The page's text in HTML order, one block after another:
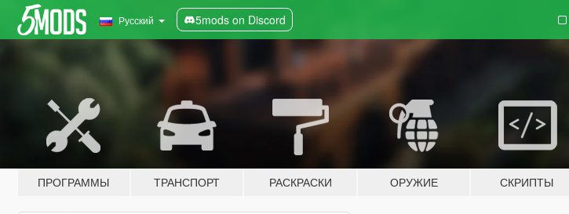
Русский 5mods on Discord
ПРОГРАММЫ ТРАНСПОРТ РАСКРАСКИ ОРУЖИЕ СКРИПТЫ